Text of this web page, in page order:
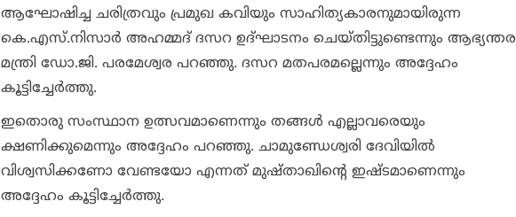
ആഘോഷിച്ച ചരിത്രവും പ്രമുഖ കവിയും സാഹിത്യകാരനുമായിരുന്ന
കെ.എസ്.നിസാര്‍ അഹമ്മദ് ദസറ ഉദ്ഘാടനം ചെയ്തിട്ടുണ്ടെന്നും ആഭ്യന്തര
മന്ത്രി ഡോ.ജി. പരമേശ്വര പറഞ്ഞു. ദസറ മതപരമല്ലെന്നും അദ്ദേഹം
കൂട്ടിച്ചേര്‍ത്തു.
ഇതൊരു സംസ്ഥാന ഉത്സവമാണെന്നും തങ്ങള്‍ എല്ലാവരെയും
ക്ഷണിക്കുമെന്നും അദ്ദേഹം പറഞ്ഞു. ചാമുണ്ഡേശ്വരി ദേവിയില്‍
വിശ്വസിക്കണോ വേണ്ടയോ എന്നത് മുഷ്താഖിന്റെ ഇഷ്ടമാണെന്നും
അദ്ദേഹം കൂട്ടിച്ചേര്‍ത്തു.